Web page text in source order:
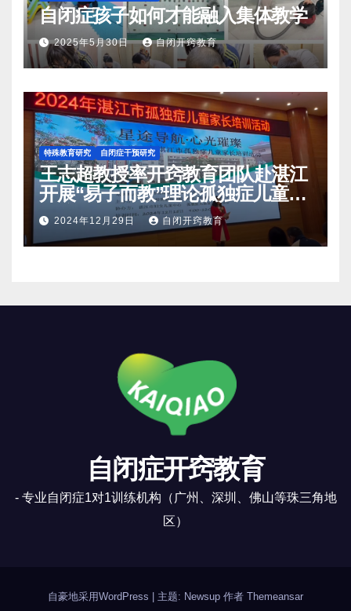
自闭症孩子如何才能融入集体教学
2025年5月30日 自闭开窍教育
特殊教育研究 自闭症干预研究
王志超教授率开窍教育团队赴湛江
开展“易子而教”理论孤独症儿童家
长培训活动
2024年12月29日 自闭开窍教育
自闭症开窍教育
- 专业自闭症1对1训练机构（广州、深圳、佛山等珠三角地
区）
自豪地采用WordPress 主题: Newsup 作者 Themeansar